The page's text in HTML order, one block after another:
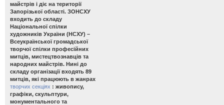
майстрів і діє на території
Запорізької області. ЗОНСХУ
входить до складу
Національної спілки
художників України (НСХУ) –
Всеукраїнської громадської
творчої спілки професійних
митців, мистецтвознавців та
народних майстрів. Нині до
складу організації входять 89
митців, які працюють в жанрах
творчих секціях : живопису,
графіки, скульптури,
монументального та